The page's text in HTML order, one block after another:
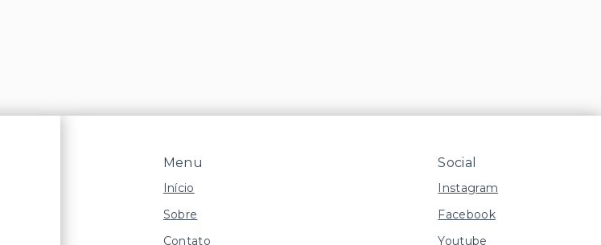
Menu
Início
Sobre
Contato
Social
Instagram
Facebook
Youtube